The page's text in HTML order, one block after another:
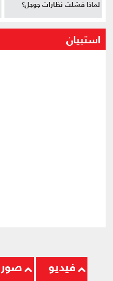
لماذا فشلت نظارات جوجل؟
استبيان
فيديو صور